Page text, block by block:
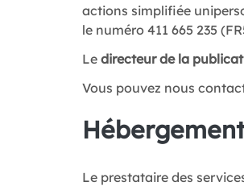
actions simplifiée
le numéro 411 665 235
Le directeur de la
Vous pouvez nous
Le prestataire des